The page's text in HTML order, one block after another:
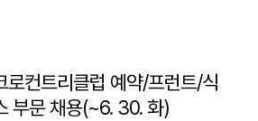
로컨트리클럽 예약/프런트/식
부문 채용(~6. 30. 화)